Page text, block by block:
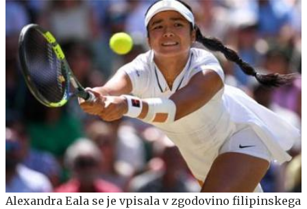
Alexandra Eala se je vpisala v zgodovino filipinskega